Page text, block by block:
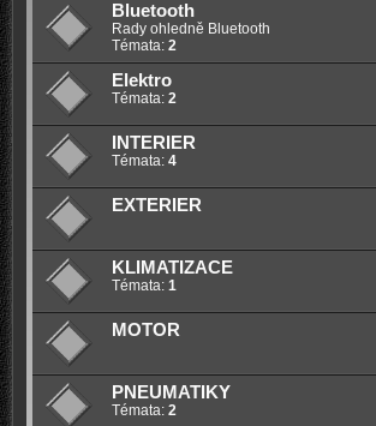
Bluetooth
Rady ohledně Bluetooth
Témata: 2
Elektro
Témata: 2
INTERIER
Témata: 4
EXTERIER
KLIMATIZACE
Témata: 1
MOTOR
PNEUMATIKY
Témata: 2